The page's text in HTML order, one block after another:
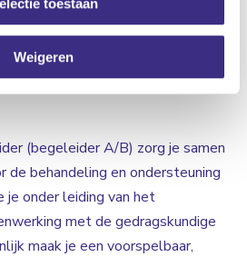
toestaan
Weigeren
bij Alliade.
persoonlijk
(begeleider A/B) zorg je samen
de behandeling en ondersteuning
je onder leiding van het
met de gedragskundige
maak je een voorspelbaar,